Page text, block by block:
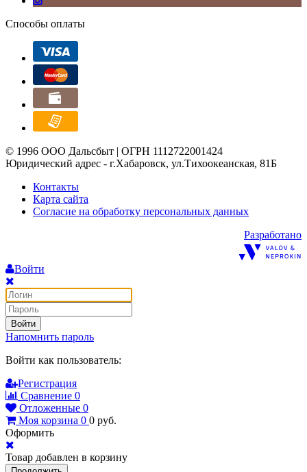
Способы оплаты
© 1996 ООО Дальсбыт | ОГРН 1112722001424
Юридический адрес - г.Хабаровск, ул.Тихоокеанская, 81Б
Контакты
Карта сайта
Согласие на обработку персональных данных
Разработано
Войти
Войти
Напомнить пароль
Войти как пользователь:
Регистрация
Сравнение 0
Отложенные 0
Моя корзина 0 0 руб.
Оформить
Товар добавлен в корзину